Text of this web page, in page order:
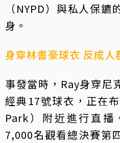
（NYPD）與私人保
身。
身穿林書豪球衣 反成人
事發當時，Ray身穿尼
經典17號球衣，正在
Park）附近進行直播
7,000名觀看總決賽第